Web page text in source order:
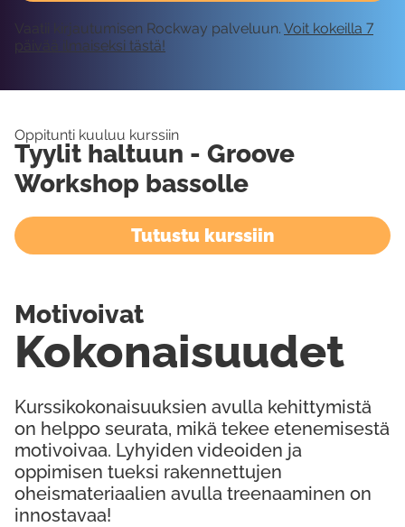
Vaatii kirjautumisen Rockway palveluun. Voit kokeilla 7
päivää ilmaiseksi tästä!
Oppitunti kuuluu kurssiin
Tyylit haltuun - Groove
Workshop bassolle
Tutustu kurssiin
Kurssikokonaisuuksien avulla kehittymistä
on helppo seurata, mikä tekee etenemisestä
motivoivaa. Lyhyiden videoiden ja
oppimisen tueksi rakennettujen
oheismateriaalien avulla treenaaminen on
innostavaa!
Kokonaisuudet
Motivoivat